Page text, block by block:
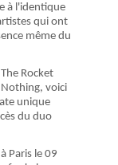
à l'identique
qui ont
même du
Rocket
voici
unique
du duo
Paris le 09